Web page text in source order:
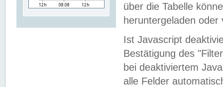
über die Tabelle
heruntergeladen oder
Ist Javascript
Bestätigung des
bei deaktiviertem
alle Felder